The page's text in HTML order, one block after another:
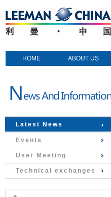
HOME ABOUT US
Latest News
Events
User Meeting
Technical exchanges